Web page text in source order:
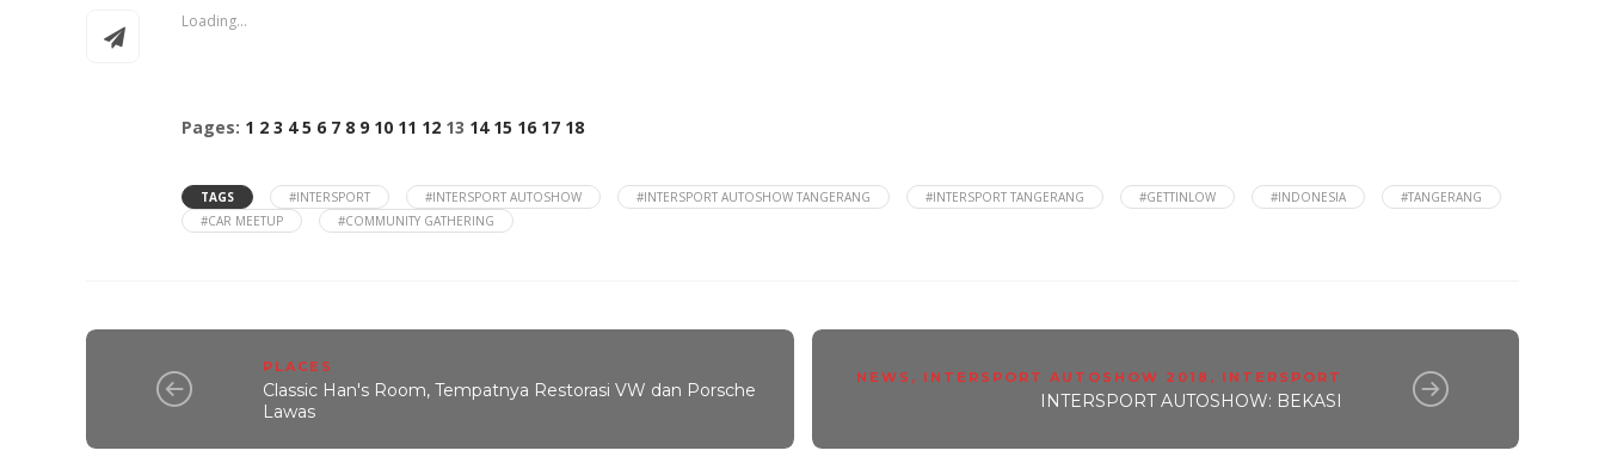
Loading...
Pages: 1 2 3 4 5 6 7 8 9 10 11 12 13 14 15 16 17 18
TAGS #INTERSPORT #INTERSPORT AUTOSHOW #INTERSPORT AUTOSHOW TANGERANG #INTERSPORT TANGERANG #GETTINLOW #INDONESIA
#TANGERANG
#CAR MEETUP
#COMMUNITY GATHERING
PLACES
Classic Han's Room, Tempatnya Restorasi VW dan Porsche
Lawas
NEWS , INTERSPORT AUTOSHOW 2018 , INTERSPORT
INTERSPORT AUTOSHOW: BEKASI